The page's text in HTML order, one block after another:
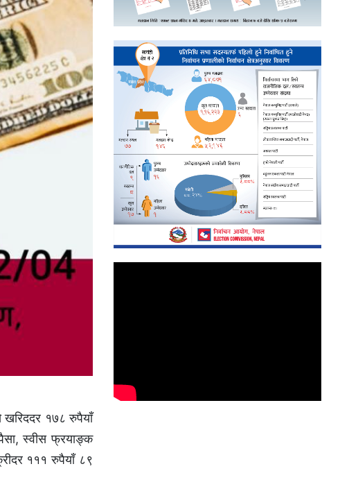
खरिददर १७८ रुपैयाँ
स्वीस फ्रयाङ्क
१११ रुपैयाँ ८९